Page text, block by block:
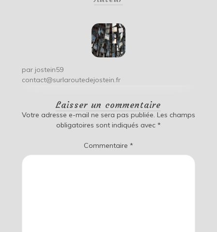
par jostein59
contact@surlaroutedejostein.fr
Laisser un commentaire
Votre adresse e-mail ne sera pas publiée. Les champs
obligatoires sont indiqués avec *
Commentaire *